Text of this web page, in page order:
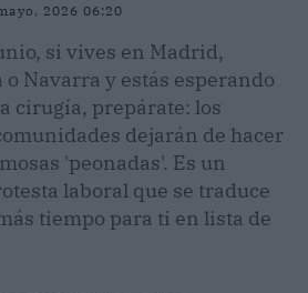
2026 06:20
si vives en Madrid,
o Navarra y estás esperando
cirugía, prepárate: los
dejarán de hacer
'peonadas'. Es un
laboral que se traduce
tiempo para ti en lista de